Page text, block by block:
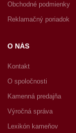
Obchodné podmienky
Reklamačný poriadok
O NÁS
Kontakt
O spoločnosti
Kamenná predajňa
Výročná správa
Lexikón kameňov